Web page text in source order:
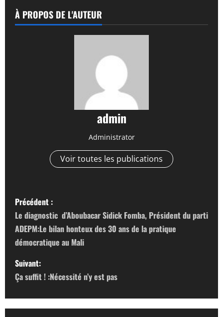
À PROPOS DE L'AUTEUR
admin
Administrator
Voir toutes les publications
N
a
v
i
g
a
Précédent :
Le diagnostic d’Aboubacar Sidick Fomba, Président du parti
ADEPM:Le bilan honteux des 30 ans de la pratique
démocratique au Mali
Suivant:
Ça suffit ! :Nécessité n’y est pas